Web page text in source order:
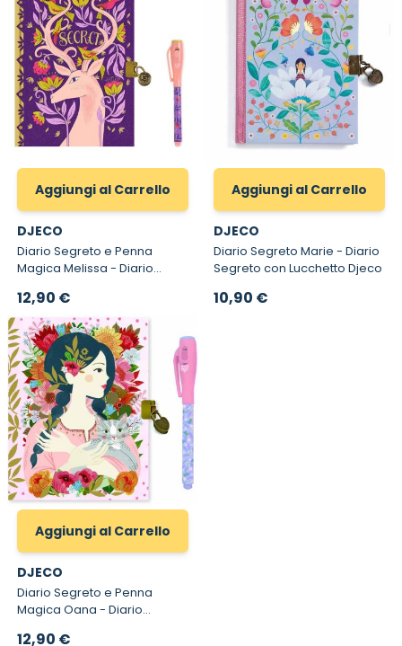
Aggiungi al Carrello
DJECO
Diario Segreto e Penna
Magica Melissa - Diario
Penna Magica Djeco
12,90 €
Aggiungi al Carrello
DJECO
Diario Segreto Marie - Diario
Segreto con Lucchetto Djeco
10,90 €
Aggiungi al Carrello
DJECO
Diario Segreto e Penna
Magica Oana - Diario
12,90 €